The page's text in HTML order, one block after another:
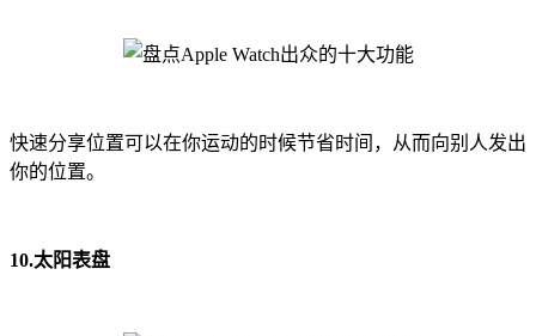
快速分享位置可以在你运动的时候节省时间，从而向别人发出
你的位置。
10.太阳表盘